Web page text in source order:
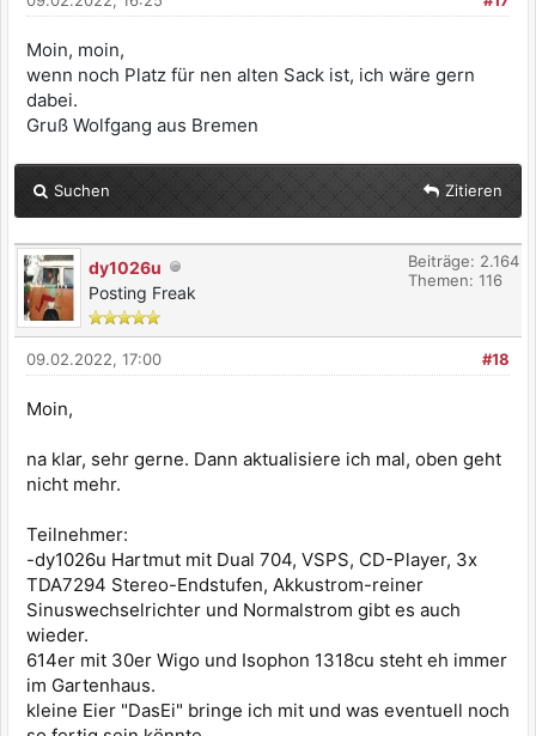
Moin, moin,
wenn noch Platz für nen alten Sack ist, ich wäre gern
dabei.
Gruß Wolfgang aus Bremen
Suchen Zitieren
dy1026u
Posting Freak
Beiträge: 2.164
Themen: 116
#18
09.02.2022, 17:00
Moin,
na klar, sehr gerne. Dann aktualisiere ich mal, oben geht
nicht mehr.
Teilnehmer:
-dy1026u Hartmut mit Dual 704, VSPS, CD-Player, 3x
TDA7294 Stereo-Endstufen, Akkustrom-reiner
Sinuswechselrichter und Normalstrom gibt es auch
wieder.
614er mit 30er Wigo und Isophon 1318cu steht eh immer
im Gartenhaus.
kleine Eier "DasEi" bringe ich mit und was eventuell noch